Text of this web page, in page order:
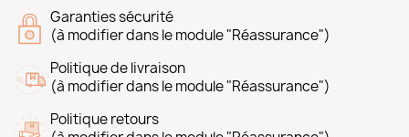
Garanties sécurité
(à modifier dans le module "Réassurance")
Politique de livraison
(à modifier dans le module "Réassurance")
Politique retours